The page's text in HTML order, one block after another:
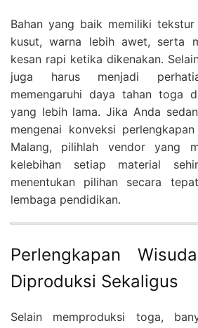
Bahan yang baik memiliki
kusut, warna lebih awet, serta
kesan rapi ketika dikenakan.
juga harus menjadi
memengaruhi daya tahan toga
yang lebih lama. Jika Anda
mengenai konveksi
Malang, pilihlah vendor yang
kelebihan setiap material
menentukan pilihan secara
lembaga pendidikan.
Perlengkapan
Diproduksi Sekaligus
Selain memproduksi toga,